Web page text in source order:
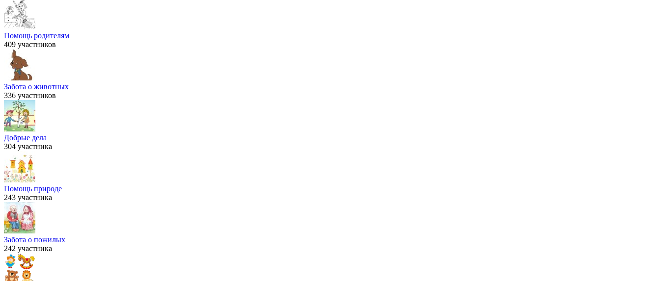
Помощь родителям
409 участников
Забота о животных
336 участников
Добрые дела
304 участника
Помощь природе
243 участника
Забота о пожилых
242 участника